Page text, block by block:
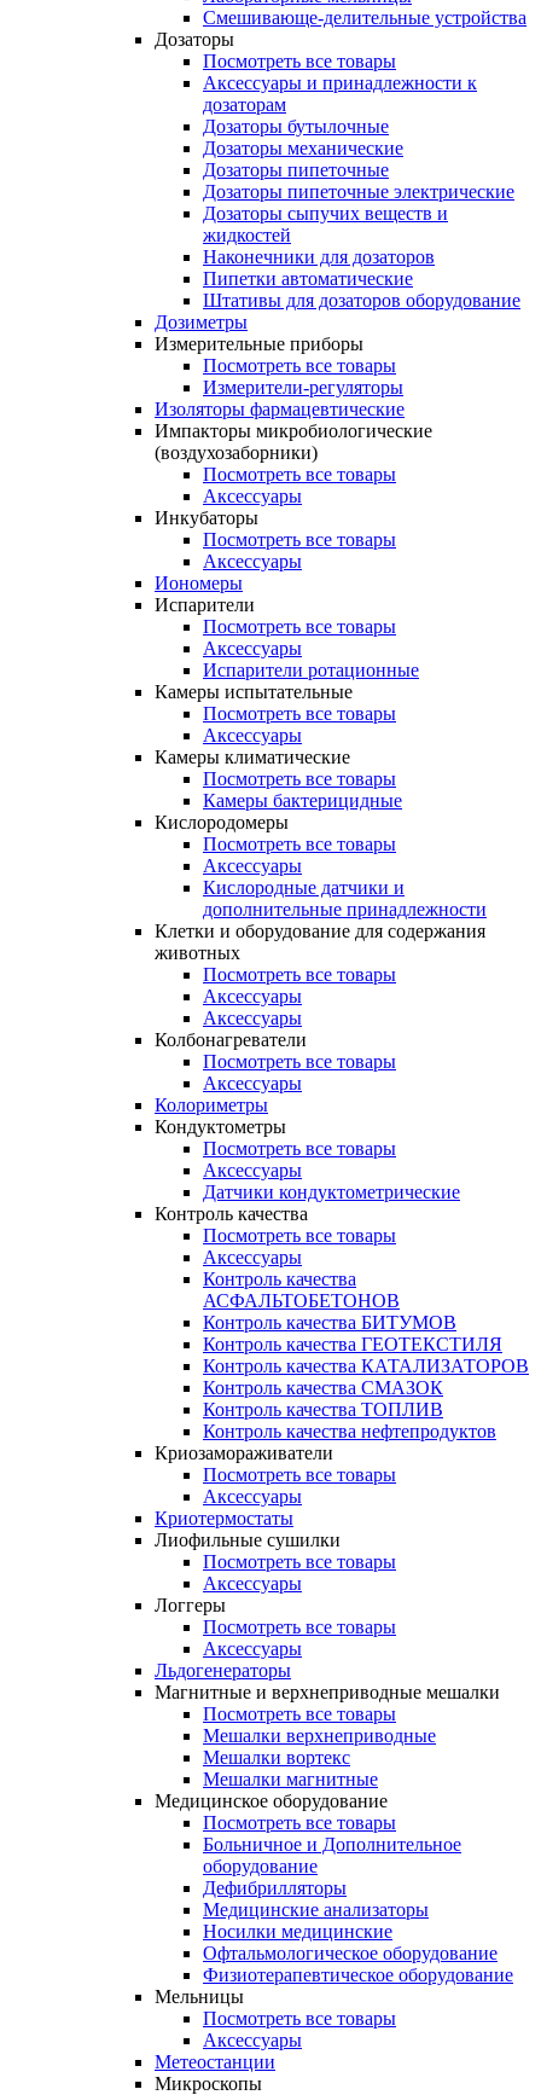
Смешивающе-делительные устройства
Дозаторы
Посмотреть все товары
Аксессуары и принадлежности к
дозаторам
Дозаторы бутылочные
Дозаторы механические
Дозаторы пипеточные
Дозаторы пипеточные электрические
Дозаторы сыпучих веществ и
жидкостей
Наконечники для дозаторов
Пипетки автоматические
Штативы для дозаторов оборудование
Дозиметры
Измерительные приборы
Посмотреть все товары
Измерители-регуляторы
Изоляторы фармацевтические
Импакторы микробиологические
(воздухозаборники)
Посмотреть все товары
Аксессуары
Инкубаторы
Посмотреть все товары
Аксессуары
Иономеры
Испарители
Посмотреть все товары
Аксессуары
Испарители ротационные
Камеры испытательные
Посмотреть все товары
Аксессуары
Камеры климатические
Посмотреть все товары
Камеры бактерицидные
Кислородомеры
Посмотреть все товары
Аксессуары
Кислородные датчики и
дополнительные принадлежности
Клетки и оборудование для содержания
животных
Посмотреть все товары
Аксессуары
Аксессуары
Колбонагреватели
Посмотреть все товары
Аксессуары
Колориметры
Кондуктометры
Посмотреть все товары
Аксессуары
Датчики кондуктометрические
Контроль качества
Посмотреть все товары
Аксессуары
Контроль качества
АСФАЛЬТОБЕТОНОВ
Контроль качества БИТУМОВ
Контроль качества ГЕОТЕКСТИЛЯ
Контроль качества КАТАЛИЗАТОРОВ
Контроль качества СМАЗОК
Контроль качества ТОПЛИВ
Контроль качества нефтепродуктов
Криозамораживатели
Посмотреть все товары
Аксессуары
Криотермостаты
Лиофильные сушилки
Посмотреть все товары
Аксессуары
Логгеры
Посмотреть все товары
Аксессуары
Льдогенераторы
Магнитные и верхнеприводные мешалки
Посмотреть все товары
Мешалки верхнеприводные
Мешалки вортекс
Мешалки магнитные
Медицинское оборудование
Посмотреть все товары
Больничное и Дополнительное
оборудование
Дефибрилляторы
Медицинские анализаторы
Носилки медицинские
Офтальмологическое оборудование
Физиотерапевтическое оборудование
Мельницы
Посмотреть все товары
Аксессуары
Метеостанции
Микроскопы